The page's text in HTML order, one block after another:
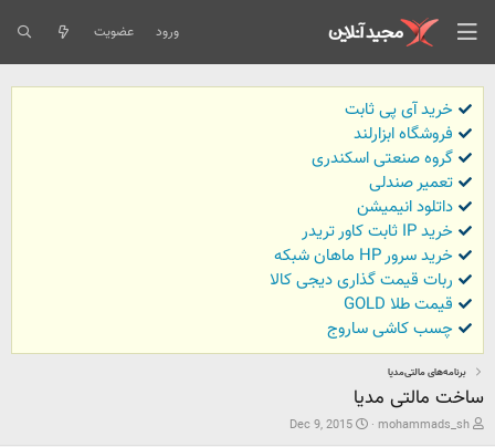
ورود عضویت
خرید آی پی ثابت
فروشگاه ابزارلند
گروه صنعتی اسکندری
تعمیر صندلی
داتلود انیمیشن
خرید IP ثابت کاور تریدر
خرید سرور HP ماهان شبکه
ربات قیمت گذاری دیجی کالا
قیمت طلا GOLD
چسب کاشی ساروج
برنامه‌های مالتی‌مدیا
ساخت مالتی مدیا
ش
mohammads_sh
تDec 9, 2015